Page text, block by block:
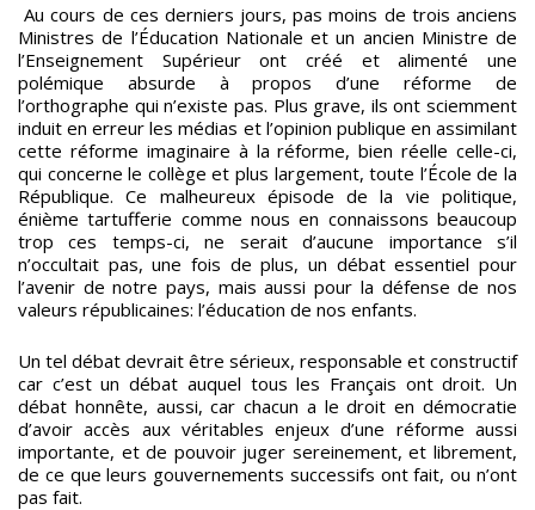
Au cours de ces derniers jours, pas moins de trois anciens
Ministres de l’Éducation Nationale et un ancien Ministre de
l’Enseignement Supérieur ont créé et alimenté une
polémique absurde à propos d’une réforme de
l’orthographe qui n’existe pas. Plus grave, ils ont sciemment
induit en erreur les médias et l’opinion publique en assimilant
cette réforme imaginaire à la réforme, bien réelle celle-ci,
qui concerne le collège et plus largement, toute l’École de la
République.Ce malheureux épisode de la vie politique,
énième tartufferie comme nous en connaissons beaucoup
trop ces temps-ci, ne serait d’aucune importance s’il
n’occultait pas, une fois de plus, un débat essentiel pour
l’avenir de notre pays, mais aussi pour la défense de nos
valeurs républicaines: l’éducation de nos enfants.
Un tel débat devrait être sérieux, responsable et constructif
car c’est un débat auquel tous les Français ont droit. Un
débat honnête, aussi, car chacun a le droit en démocratie
d’avoir accès aux véritables enjeux d’une réforme aussi
importante, et de pouvoir juger sereinement, et librement,
de ce que leurs gouvernements successifs ont fait, ou n’ont
pas fait.